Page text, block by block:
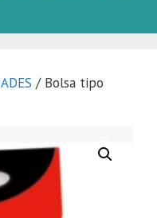
/ Bolsa tipo